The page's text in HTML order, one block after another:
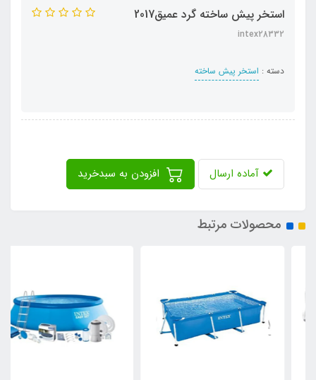
استخر پیش ساخته گرد عمیق2017
intex28332
دسته : استخر پیش ساخته
آماده ارسال
محصولات مرتبط